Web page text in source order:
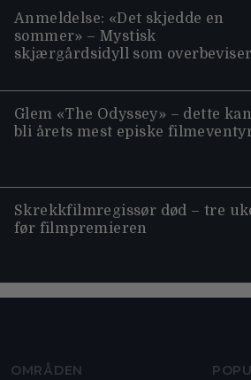
Anmeldelse: «Det skjedde en
sommer» – Mystisk
skjærgårdsidyll som overbeviser
Glem «The Odyssey» – dette kan
bli årets mest episke
Skrekkfilmregissør død – tre
før filmpremieren
OMRÅDEN